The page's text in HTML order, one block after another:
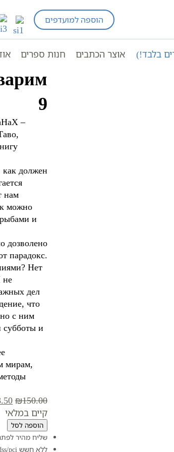
הוספה למועדפים
בלבד!) אוצר הכתבים חנות ספרים
קודש | חנות ספרי קבלה וחסידות 9
9
–
как должен
нам
можно
и
дозволено
парадокс.
Нет
не
дел
что
с ним
субботы и
мирам,
₪150.00
היה:
קיים במלאי
הוספה לסל
שליח מהיר
ללא חשש dss/pci רכישה מאובטחת בתקן!